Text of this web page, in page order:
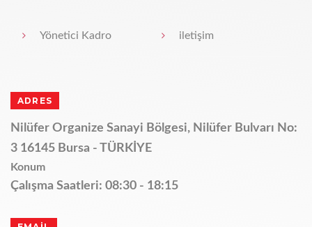
Yönetici Kadro iletişim
ADRES
Nilüfer Organize Sanayi Bölgesi, Nilüfer Bulvarı No:
3 16145 Bursa - TÜRKİYE
Konum
Çalışma Saatleri: 08:30 - 18:15